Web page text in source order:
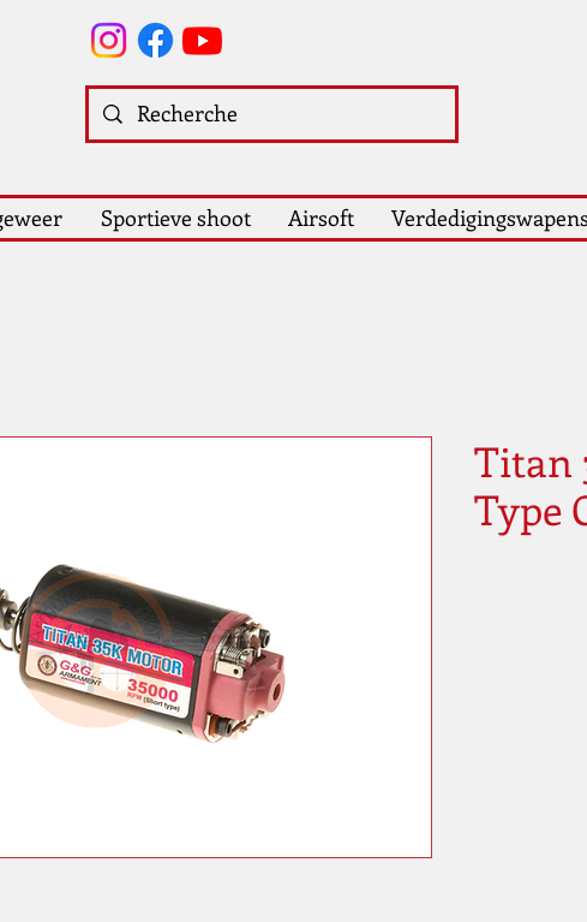
Sportieve shoot Airsoft Verdedigingswapens
Titan
Type